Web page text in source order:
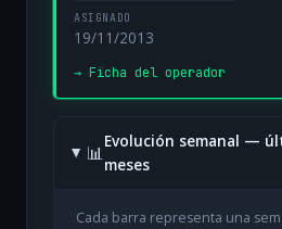
ASIGNADO
19/11/2013
→ Ficha del operador
📊
Evolución semanal —
meses
Cada barra representa una